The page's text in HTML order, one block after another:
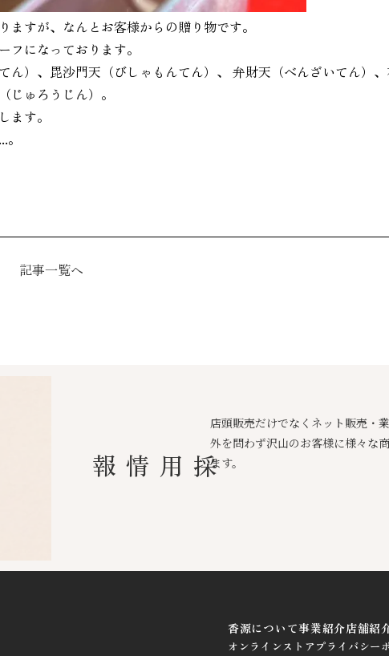
すが、なんとお客様からの贈り物です。
になっております。
ん）、毘沙門天（びしゃもんてん）、 弁財天（べんざいてん）
ゅろうじん）。
ます。
記事一覧へ
採用情報
店頭販売だけでなくネット販売・
外を問わず沢山のお客様に様々な
ます。
香源について事業紹介店舗紹
オンラインストアプライバシー